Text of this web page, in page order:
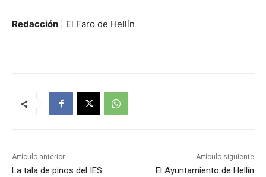
Redacción | El Faro de Hellín
Artículo anterior
La tala de pinos del IES
Artículo siguiente
El Ayuntamiento de Hellín